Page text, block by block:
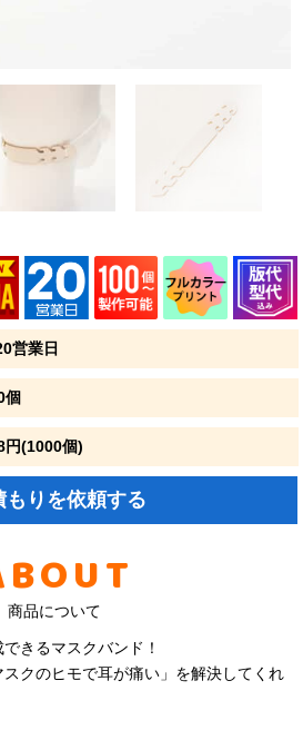
営業日
個
円(1000個)
もりを依頼する
商品について
きるマスクバンド！
クのヒモで耳が痛い」を解決してくれ